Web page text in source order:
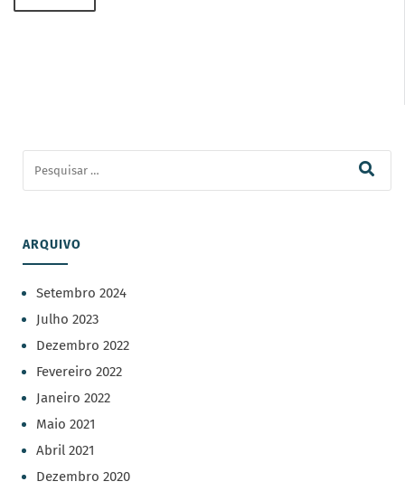
ARQUIVO
Setembro 2024
Julho 2023
Dezembro 2022
Fevereiro 2022
Janeiro 2022
Maio 2021
Abril 2021
Dezembro 2020